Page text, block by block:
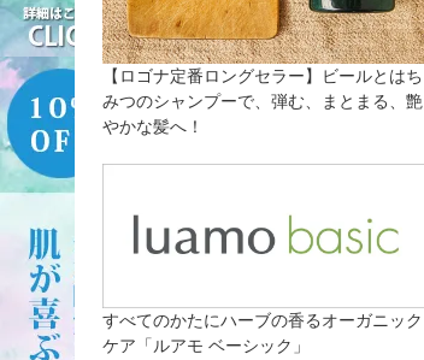
【ロゴナ定番ロングセラー】ビールとはち
みつのシャンプーで、弾む、まとまる、艶
やかな髪へ！
すべてのかたにハーブの香るオーガニック
ケア「ルアモ ベーシック」